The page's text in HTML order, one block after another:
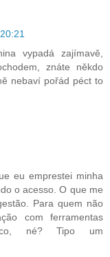
vypadá zajímavě,
znáte někdo
nebaví pořád péct to
eu emprestei minha
o acesso. O que me
Para quem não
com ferramentas
né? Tipo um